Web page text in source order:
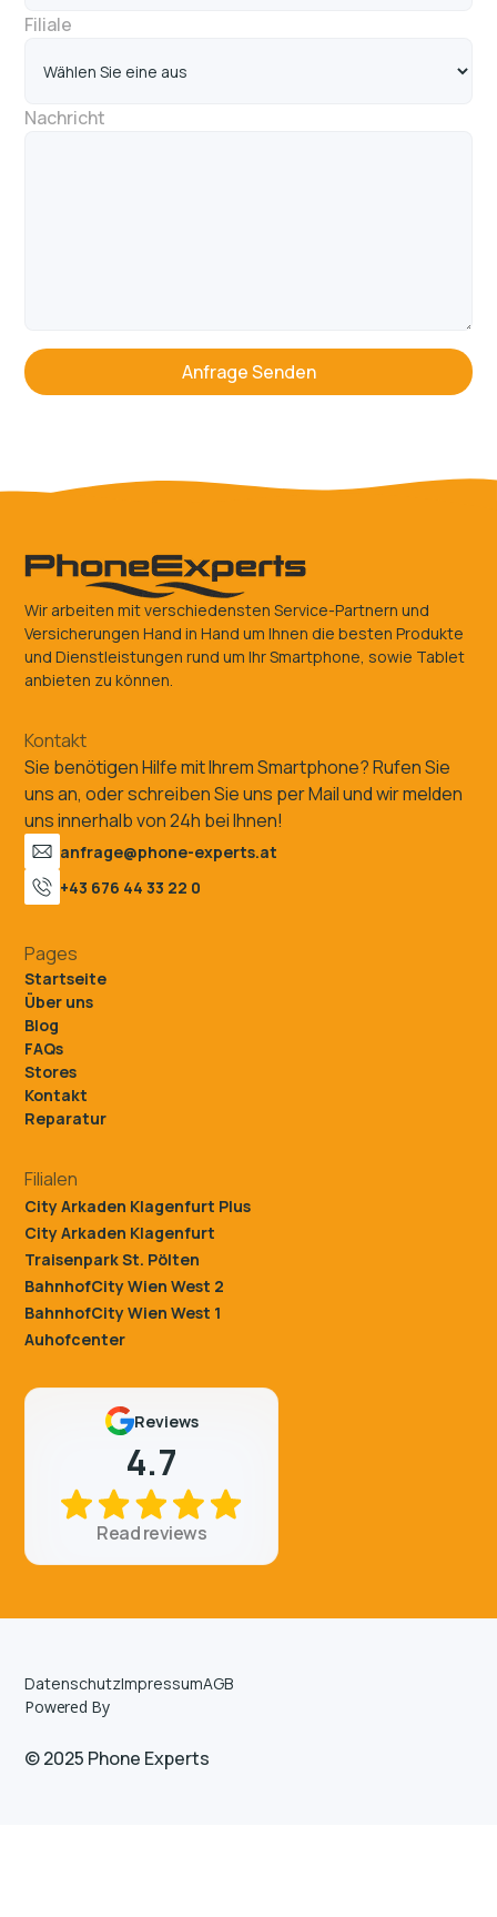
Filiale
Nachricht
Wir arbeiten mit verschiedensten Service-Partnern und
Versicherungen Hand in Hand um Ihnen die besten Produkte
und Dienstleistungen rund um Ihr Smartphone, sowie Tablet
anbieten zu können.
Kontakt
Sie benötigen Hilfe mit Ihrem Smartphone? Rufen Sie
uns an, oder schreiben Sie uns per Mail und wir melden
uns innerhalb von 24h bei Ihnen!
anfrage@phone-experts.at
+43 676 44 33 22 0
Pages
Startseite
Über uns
Blog
FAQs
Stores
Kontakt
Reparatur
Filialen
City Arkaden Klagenfurt Plus
City Arkaden Klagenfurt
Traisenpark St. Pölten
BahnhofCity Wien West 2
BahnhofCity Wien West 1
Auhofcenter
Reviews
4.7
Read reviews
© 2025 Phone Experts
Powered By
DatenschutzImpressumAGB